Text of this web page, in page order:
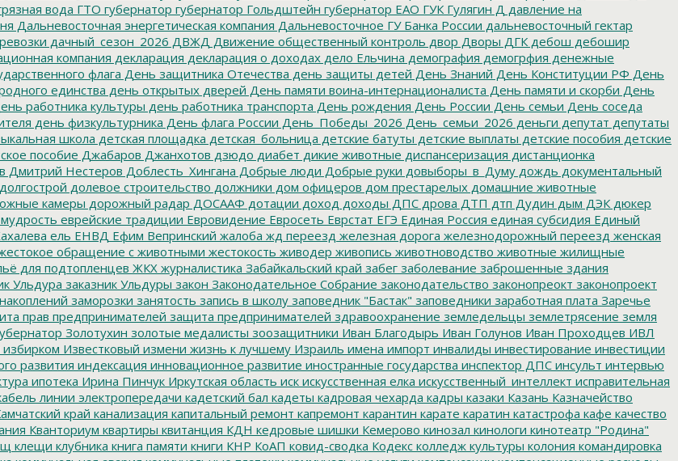
вода ГТО губернатор губернатор Гольдштейн губернатор ЕАО ГУК Гулягин Д давление на
Дальневосточная энергетическая компания Дальневосточное ГУ Банка России дальневосточный гектар
дачный_сезон_2026 ДВЖД Движение общественный контроль двор Дворы ДГК дебош дебошир
компания декларация декларация о доходах дело Ельчина демография демогрфия денежные
флага День защитника Отечества день защиты детей День Знаний День Конституции РФ День
единства день открытых дверей День памяти воина-интернационалиста День памяти и скорби День
работника культуры день работника транспорта День рождения День России День семьи День соседа
день физкультурника День флага России День_Победы_2026 День_семьи_2026 деньги депутат депутаты
школа детская площадка детская_больница детские батуты детские выплаты детские пособия детские
пособие Джабаров Джанхотов дзюдо диабет дикие животные диспансеризация дистанционка
Дмитрий Нестеров Доблесть_Хингана Добрые люди Добрые руки довыборы_в_Думу дождь документальный
долгострой долевое строительство должники дом офицеров дом престарелых домашние животные
камеры дорожный радар ДОСААФ дотации доход доходы ДПС дрова ДТП дтп Дудин дым ДЭК дюкер
еврейские традиции Евровидение Евросеть Еврстат ЕГЭ Единая Россия единая субсидия Единый
ель ЕНВД Ефим Вепринский жалоба жд переезд железная дорога железнодорожный переезд женская
обращение с животными жестокость живодер живопись животноводство животные жилищные
для подтопленцев ЖКХ журналистика Забайкальский край забег заболевание заброшенные здания
Ульдура заказник Ульдуры закон Законодательное Собрание законодательство законопреокт законопроект
заморозки занятость запись в школу заповедник "Бастак" заповедники заработная плата Заречье
прав предпринимателей защита предпринимателей здравоохранение земледельцы землетрясение земля
Золотухин золотые медалисты зоозащитники Иван Благодырь Иван Голунов Иван Проходцев ИВЛ
избирком Известковый измени жизнь к лучшему Израиль имена импорт инвалиды инвестирование инвестиции
развития индексация инновационное развитие иностранные государства инспектор ДПС инсульт интервью
ипотека Ирина Пинчук Иркутская область иск искусственная елка искусственный_интеллект исправительная
линии электропередачи кадетский бал кадеты кадровая чехарда кадры казаки Казань Казначейство
край канализация капитальный ремонт капремонт карантин карате каратин катастрофа кафе качество
Кванториум квартиры квитанция КДН кедровые шишки Кемерово кинозал кинологи кинотеатр "Родина"
клещи клубника книга памяти книги КНР КоАП ковид-сводка Кодекс колледж культуры колония командировка